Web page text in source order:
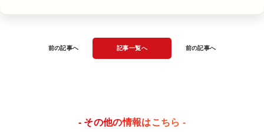
前の記事へ 記事一覧へ 前の記事へ
- その他の情報はこちら -